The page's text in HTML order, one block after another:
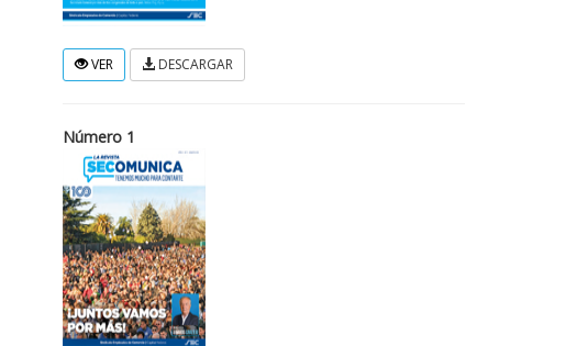
VER DESCARGAR
Número 1